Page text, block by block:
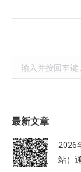
Search:
最新文章
2026
站）